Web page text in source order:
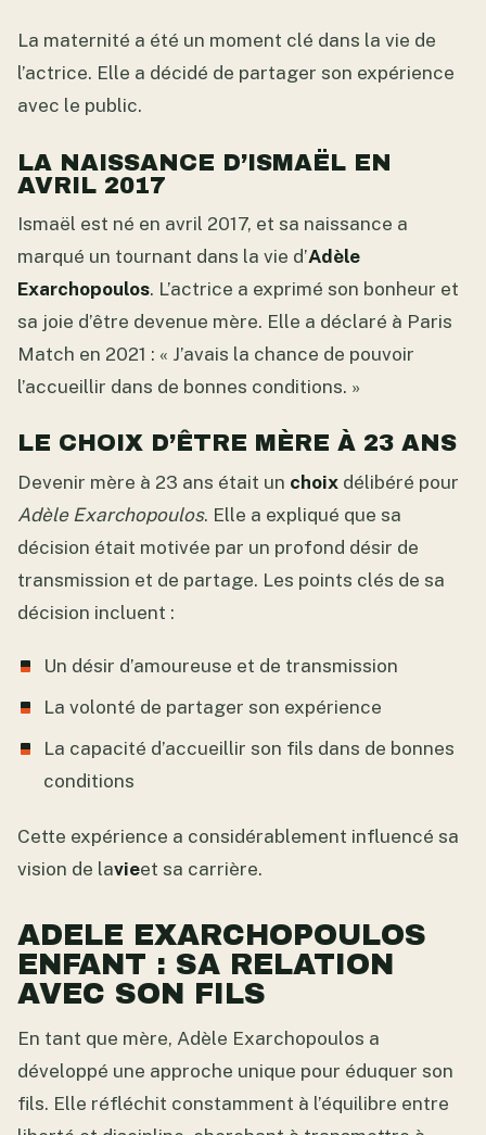
La maternité a été un moment clé dans la vie de
l’actrice. Elle a décidé de partager son expérience
avec le public.
LA NAISSANCE D’ISMAËL EN
AVRIL 2017
Ismaël est né en avril 2017, et sa naissance a
marqué un tournant dans la vie d’Adèle
Exarchopoulos. L’actrice a exprimé son bonheur et
sa joie d’être devenue mère. Elle a déclaré à Paris
Match en 2021 : « J’avais la chance de pouvoir
l’accueillir dans de bonnes conditions. »
LE CHOIX D’ÊTRE MÈRE À 23 ANS
Devenir mère à 23 ans était un choix délibéré pour
Adèle Exarchopoulos. Elle a expliqué que sa
décision était motivée par un profond désir de
transmission et de partage. Les points clés de sa
décision incluent :
Un désir d’amoureuse et de transmission
La volonté de partager son expérience
La capacité d’accueillir son fils dans de bonnes
conditions
Cette expérience a considérablement influencé sa
vision de lavieet sa carrière.
ADELE EXARCHOPOULOS
ENFANT : SA RELATION
AVEC SON FILS
En tant que mère, Adèle Exarchopoulos a
développé une approche unique pour éduquer son
fils. Elle réfléchit constamment à l’équilibre entre